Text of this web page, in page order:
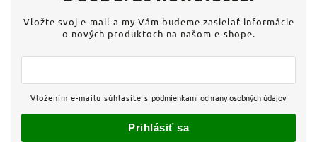
Vložte svoj e-mail a my Vám budeme zasielať informácie
o nových produktoch na našom e-shope.
Vložením e-mailu súhlasíte s podmienkami ochrany osobných údajov
Prihlásiť sa